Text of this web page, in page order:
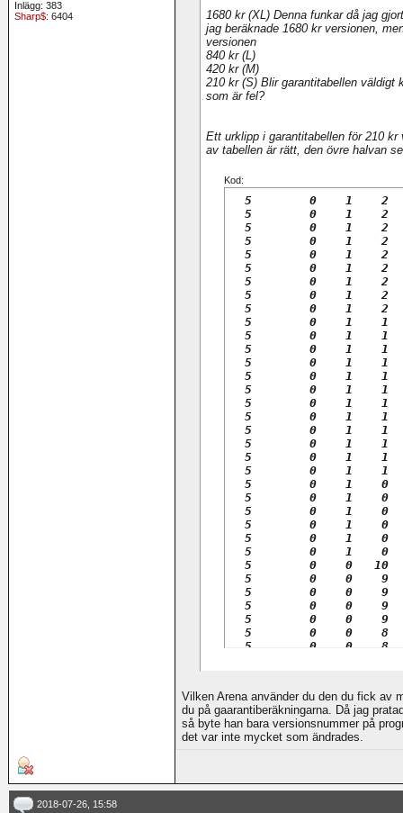
5        0    0    6
5        0    0    6
5        0    0    6
5        0    0    6
Inlägg: 383
Sharp$: 6404
1680 kr (XL) Denna funkar då jag
jag beräknade 1680 kr versionen,
versionen
840 kr (L)
420 kr (M)
210 kr (S) Blir garantitabellen väldigt
som är fel?
Ett urklipp i garantitabellen för 210
av tabellen är rätt, den övre halvan
Kod:
5        0    1    2
5        0    1    2
5        0    1    2
5        0    1    2
5        0    1    2
5        0    1    2
5        0    1    2
5        0    1    2
5        0    1    2
5        0    1    1
5        0    1    1
5        0    1    1
5        0    1    1
5        0    1    1
5        0    1    1
5        0    1    1
5        0    1    1
5        0    1    1
5        0    1    1
5        0    1    1
5        0    1    1
5        0    1    0
5        0    1    0
5        0    1    0
5        0    1    0
5        0    1    0
5        0    1    0
5        0    0   10
5        0    0    9
5        0    0    9
5        0    0    9
5        0    0    9
5        0    0    8
5        0    0    8
5        0    0    8
5        0    0    8
5        0    0    7
5        0    0    7
5        0    0    7
5        0    0    7
Vilken Arena använder du den du fick av
du på gaarantiberäkningarna. Då jag
så byte han bara versionsnummer på
det var inte mycket som ändrades.
2018-07-26, 15:58